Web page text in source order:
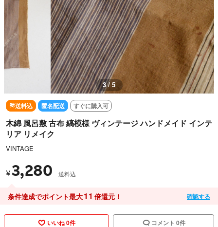
3 / 5
送料込 匿名配送 すぐに購入可
木綿 風呂敷 古布 縞模様 ヴィンテージ ハンドメイド インテ
リア リメイク
VINTAGE
¥3,280 送料込
条件達成でポイント最大11 倍還元！ 確認する
いいね 0件 コメント 0件